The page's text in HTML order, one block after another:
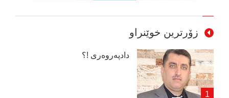
زۆرترین خوێنراو
دادپەروەری !؟